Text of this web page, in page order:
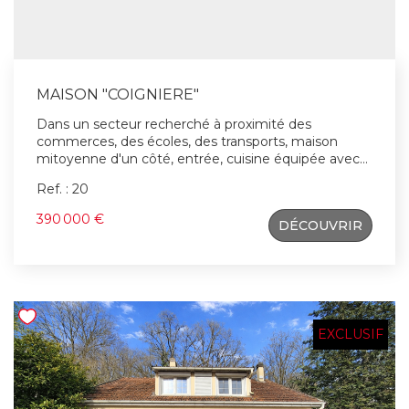
MAISON "COIGNIERE"
Dans un secteur recherché à proximité des
commerces, des écoles, des transports, maison
mitoyenne d'un côté, entrée, cuisine équipée avec
cheminée sur jardin, wc, à l'étage 4 chambres,
bureau, salle de bains, salle de douche à l'italienne
récente, nombreux rangements, garage, le tout sur
un terrain de 200m² environ. maison en très bon
Ref. : 20
390 000 €
DÉCOUVRIR
EXCLUSIF